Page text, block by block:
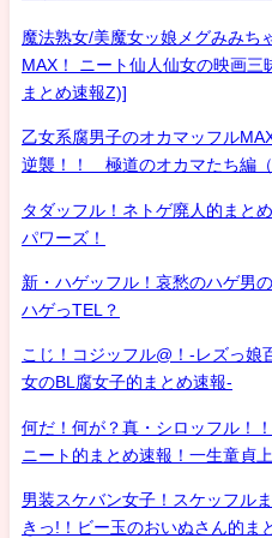
魔法熟女/美魔女ッ娘メグみみち
MAX！ ニート仙人仙女の映画三
まとめ速報Z)]
乙女系腐男子のオカマッフル
逆襲！！ 極道のオカマたち編（
タダッフル！ネトゲ廃人的まと
パワーズ！
新・ハゲッフル！哀愁のハゲ男
ハゲっTEL？
こじ！コジッフル@！-レズっ娘
女のBL腐女子的まとめ速報-
何だ！何が？真・シロッフル
ニート的まとめ速報！一生童貞
男装スケバン女子！スケッフル
きっ!！ビー玉のおいぬさん的